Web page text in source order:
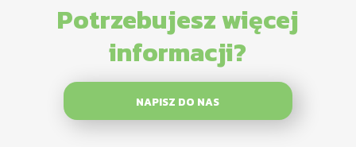
Potrzebujesz więcej
informacji?
NAPISZ DO NAS